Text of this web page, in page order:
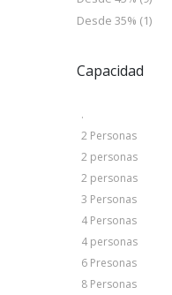
Desde 35% (1)
Capacidad
.
2 Personas
2 personas
2 personas
3 Personas
4 Personas
4 personas
6 Presonas
8 Personas